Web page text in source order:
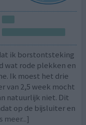
ik borstontsteking
wat rode plekken en
Ik moest het drie
van 2,5 week mocht
natuurlijk niet. Dit
op de bijsluiter en
meer...]